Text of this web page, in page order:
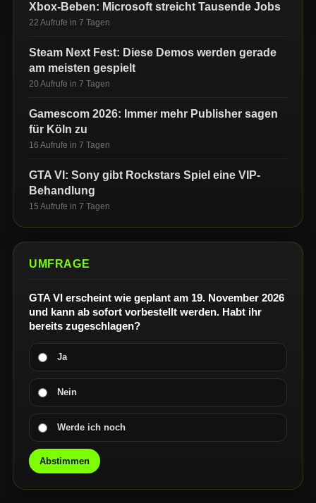
Xbox-Beben: Microsoft streicht Tausende Jobs
22 Aufrufe in 7 Tagen
Steam Next Fest: Diese Demos werden gerade
am meisten gespielt
20 Aufrufe in 7 Tagen
Gamescom 2026: Immer mehr Publisher sagen
für Köln zu
16 Aufrufe in 7 Tagen
GTA VI: Sony gibt Rockstars Spiel eine VIP-
Behandlung
15 Aufrufe in 7 Tagen
UMFRAGE
GTA VI erscheint wie geplant am 19. November 2026
und kann ab sofort vorbestellt werden. Habt ihr
bereits zugeschlagen?
Ja
Nein
Werde ich noch
Abstimmen